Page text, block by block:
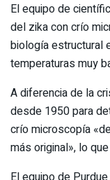
El equipo de
del zika con crío
biología estructural
temperaturas muy
A diferencia de la
desde 1950 para
crío microscopía
más original», lo